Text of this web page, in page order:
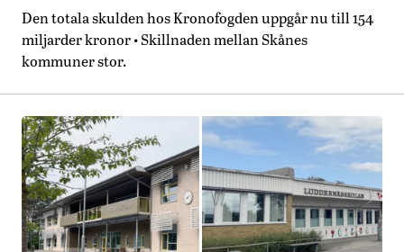
Den totala skulden hos Kronofogden uppgår nu till 154
miljarder kronor • Skillnaden mellan Skånes
kommuner stor.